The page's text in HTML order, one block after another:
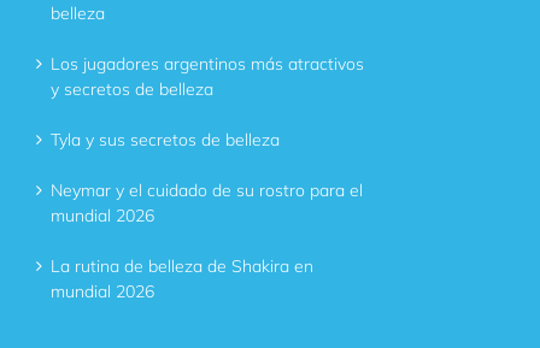
belleza
Los jugadores argentinos más atractivos
y secretos de belleza
Tyla y sus secretos de belleza
Neymar y el cuidado de su rostro para el
mundial 2026
La rutina de belleza de Shakira en
mundial 2026